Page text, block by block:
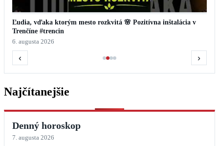
Ľudia, vďaka ktorým mesto rozkvitá 🌸 Pozitívna inštalácia v
Trenčíne #trencin
6. augusta 2026
‹ ›
Najčítanejšie
Denný horoskop
7. augusta 2026